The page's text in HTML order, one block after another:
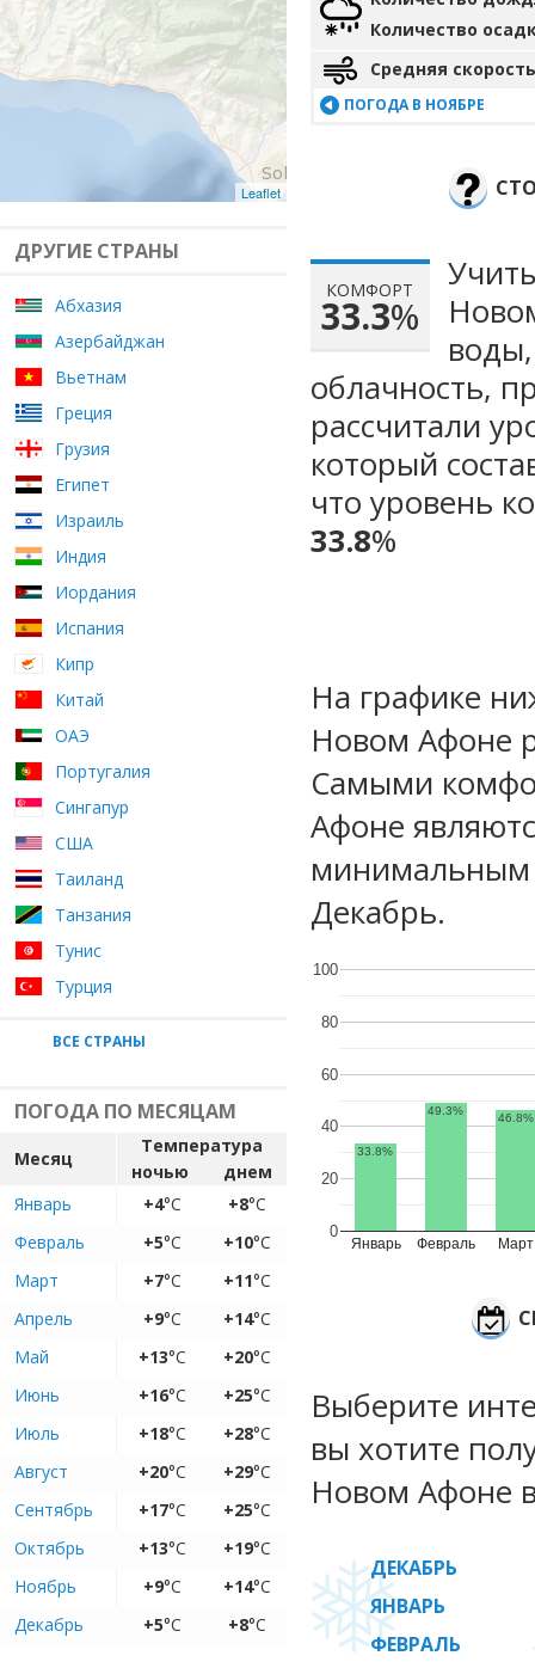
Leaflet
ДРУГИЕ СТРАНЫ
Абхазия
Азербайджан
Вьетнам
Греция
Грузия
Египет
Израиль
Индия
Иордания
Испания
Кипр
Китай
ОАЭ
Португалия
Сингапур
США
Таиланд
Танзания
Тунис
Турция
ВСЕ СТРАНЫ
ПОГОДА ПО МЕСЯЦАМ
Месяц
Температура
ночью
днем
Январь
+4°C +8°C
Февраль
+5°C +10°C
Март
+7°C +11°C
Апрель
+9°C +14°C
Май
+13°C +20°C
Июнь
+16°C +25°C
Июль
+18°C +28°C
Август
+20°C +29°C
Сентябрь
+17°C +25°C
Октябрь
+13°C +19°C
Ноябрь
+9°C +14°C
Декабрь
+5°C +8°C
Количество
Средняя
ПОГОДА В НОЯБРЕ
КОМФОРТ
33.3%
облачность,
рассчитали
который
что уровень
33.8%
На графике
Новом Афоне
Самыми
Афоне
минимальным
Декабрь.
Январь Февраль Март
0
20
40
60
80
100
33.8%
49.3%
46.8%
Выберите
вы хотите
Новом Афоне
ДЕКАБРЬ
ЯНВАРЬ
ФЕВРАЛЬ